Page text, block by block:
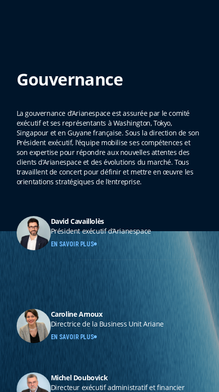
Gouvernance
La gouvernance d’Arianespace est assurée par le comité
exécutif et ses représentants à Washington, Tokyo,
Singapour et en Guyane française. Sous la direction de son
Président exécutif, l'équipe mobilise ses compétences et
son expertise pour répondre aux nouvelles attentes des
clients d’Arianespace et des évolutions du marché. Tous
travaillent de concert pour définir et mettre en œuvre les
orientations stratégiques de l’entreprise.
David Cavaillolès
Président exécutif d’Arianespace
EN SAVOIR PLUS
Caroline Arnoux
Directrice de la Business Unit Ariane
EN SAVOIR PLUS
Michel Doubovick
Directeur exécutif administratif et financier